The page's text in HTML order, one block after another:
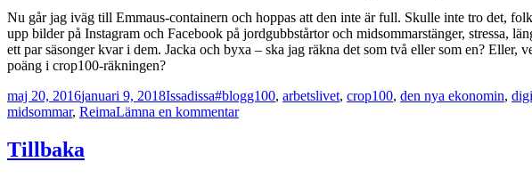
Nu går jag iväg till Emmaus-containern och hoppas att den inte är full. Skulle inte tro det,
upp bilder på Instagram och Facebook på jordgubbstårtor och midsommarstänger, stressa,
ett par säsonger kvar i dem. Jacka och byxa – ska jag räkna det som två eller som en?
poäng i crop100-räkningen?
Postat
maj 20, 2016januari 9, 2018Författare
IssadissaKategorier
#blogg100, arbetslivet, crop100, den nya ekonomin,
midsommar, ReimaLämna en kommentartill
Tillbaka